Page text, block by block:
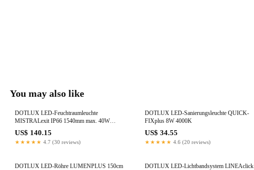
You may also like
DOTLUX LED-Feuchtraumleuchte
MISTRALexit IP66 1540mm max. 40W
POWERselect 4000K gefrostet mit interner
Batterie 3h Notbeleuchtung
US$ 140.15
★★★★★ 4.7 (30 reviews)
DOTLUX LED-Sanierungsleuchte QUICK-
FIXplus 8W 4000K
US$ 34.55
★★★★★ 4.6 (20 reviews)
DOTLUX LED-Röhre LUMENPLUS 150cm
DOTLUX LED-Lichtbandsystem LINEAclick